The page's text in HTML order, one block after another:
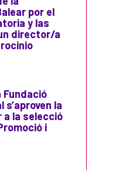
por el
y las
director/a
s’aproven la
a la selecció
i